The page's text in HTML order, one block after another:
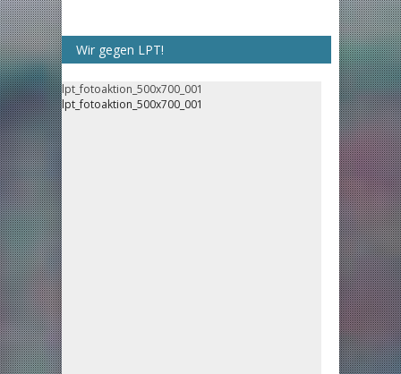
Wir gegen LPT!
lpt_fotoaktion_500x700_001
lpt_fotoaktion_500x700_001